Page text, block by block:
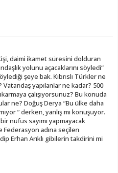
daimi ikamet süresini dolduran
yolunu açacaklarını söyledi”
şeye bak. Kıbrıslı Türkler ne
Vatandaş yapılanlar ne kadar? 500
çalışıyorsunuz? Bu konuda
ne? Doğuş Derya “Bu ülke daha
“ derken, yanlış mı konuşuyor.
nüfus sayımı yapmayacak
Federasyon adına seçilen
Erhan Arıklı gibilerin takdirini mi